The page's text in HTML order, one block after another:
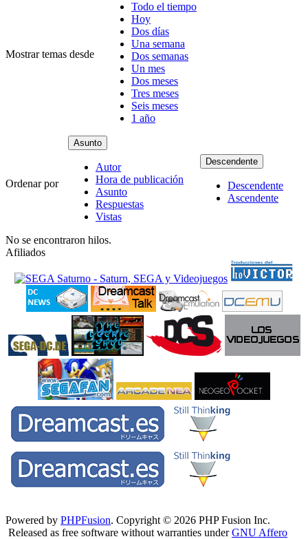
Mostrar temas desde
Todo el tiempo
Hoy
Dos días
Una semana
Dos semanas
Un mes
Dos meses
Tres meses
Seis meses
1 año
Ordenar por
Asunto
Autor
Hora de publicación
Asunto
Respuestas
Vistas
Descendente
Descendente
Ascendente
No se encontraron hilos.
Afiliados
Powered by PHPFusion. Copyright © 2026 PHP Fusion Inc.
Released as free software without warranties underGNU Affero